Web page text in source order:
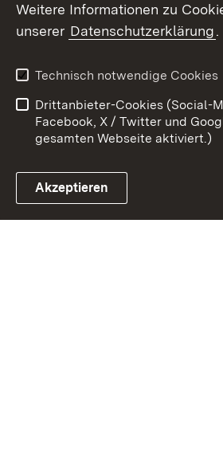
Link zum Landesportal
Kontakt
Impressum
Weitere Informationen zu
unserer Datenschutzerklärung.
Technisch notwendige Cookies
Drittanbieter-Cookies (Social-
Facebook, X / Twitter und
gesamten Webseite aktiviert.)
Akzeptieren